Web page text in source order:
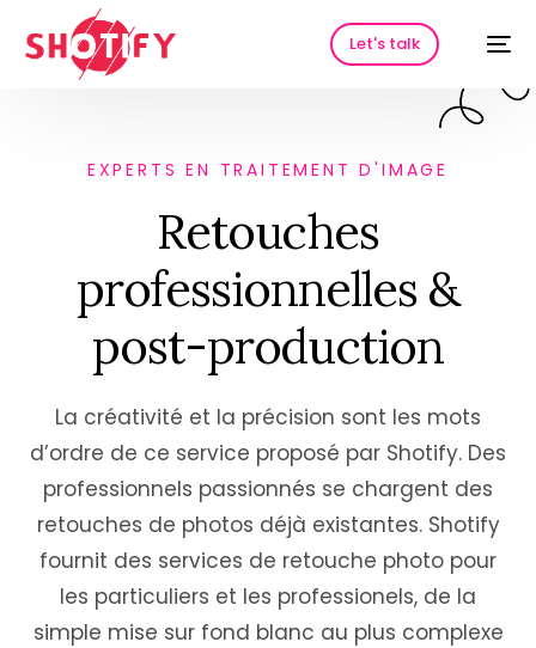
Let's talk
EXPERTS EN TRAITEMENT D'IMAGE
Retouches
professionnelles &
post-production
La créativité et la précision sont les mots
d’ordre de ce service proposé par Shotify. Des
professionnels passionnés se chargent des
retouches de photos déjà existantes. Shotify
fournit des services de retouche photo pour
les particuliers et les professionels, de la
simple mise sur fond blanc au plus complexe